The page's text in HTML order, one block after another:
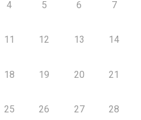
4 5 6 7
11 12 13 14
18 19 20 21
25 26 27 28